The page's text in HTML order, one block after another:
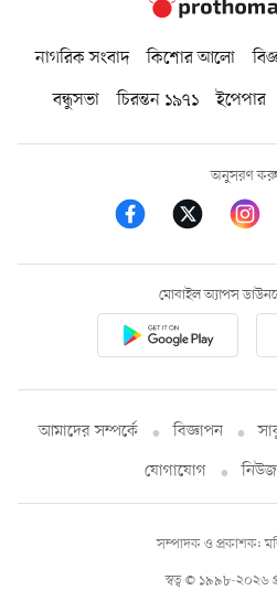
নাগরিক সংবাদ কিশোর আলো
বন্ধুসভা
চিরন্তন ১৯৭১ ইপেপার
অনুসরণ
মোবাইল অ্যাপস
আমাদের সম্পর্কে বিজ্ঞাপন
যোগাযোগ
স্বত্ব © ১৯৯৮-২০২৬
সম্পাদক ও প্রকাশক: